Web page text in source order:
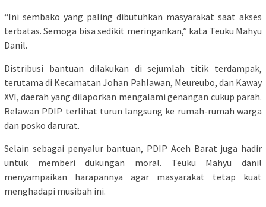
“Ini sembako yang paling dibutuhkan masyarakat saat akses
terbatas. Semoga bisa sedikit meringankan,” kata Teuku Mahyu
Danil.
Distribusi bantuan dilakukan di sejumlah titik terdampak,
terutama di Kecamatan Johan Pahlawan, Meureubo, dan Kaway
XVI, daerah yang dilaporkan mengalami genangan cukup parah.
Relawan PDIP terlihat turun langsung ke rumah-rumah warga
dan posko darurat.
Selain sebagai penyalur bantuan, PDIP Aceh Barat juga hadir
untuk memberi dukungan moral. Teuku Mahyu danil
menyampaikan harapannya agar masyarakat tetap kuat
menghadapi musibah ini.